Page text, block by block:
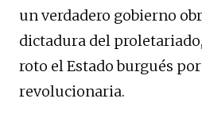
un verdadero gobierno
dictadura del
roto el Estado burgués
revolucionaria.